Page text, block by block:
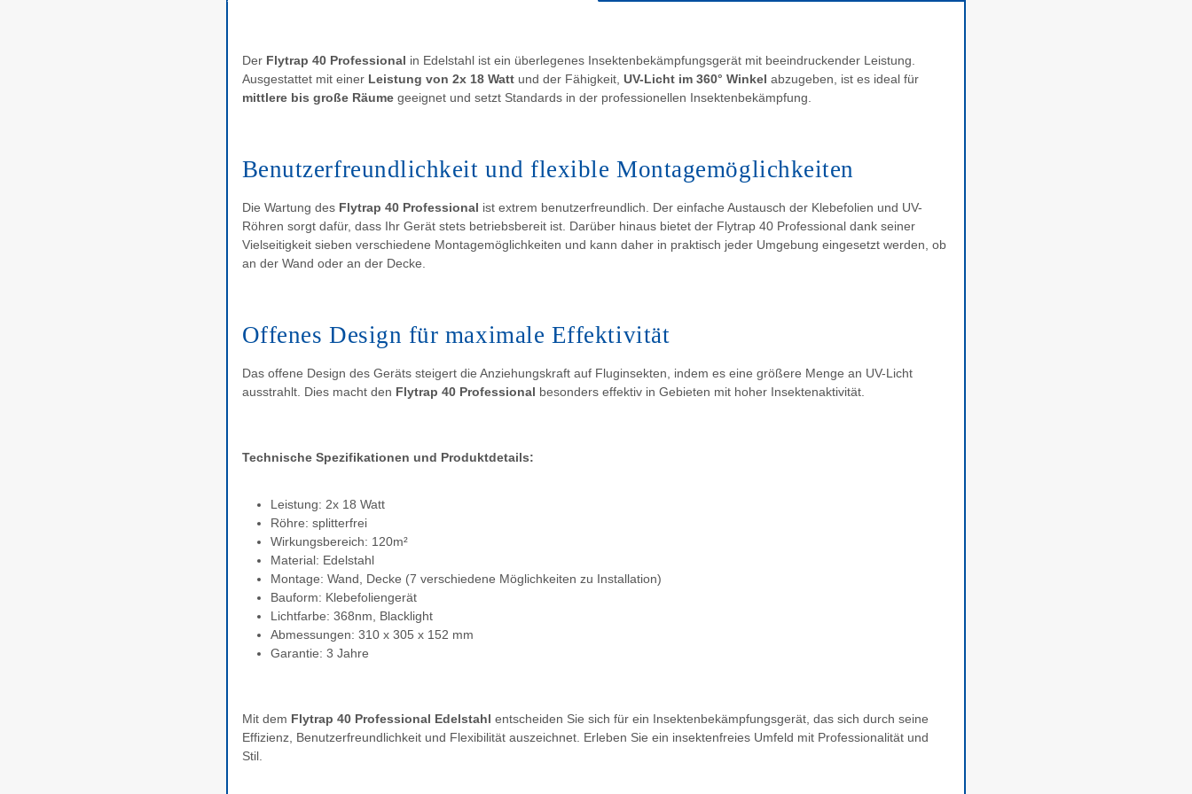
Der Flytrap 40 Professional in Edelstahl ist ein überlegenes Insektenbekämpfungsgerät mit beeindruckender Leistung.
Ausgestattet mit einer Leistung von 2x 18 Wattund der Fähigkeit, UV-Licht im 360° Winkel abzugeben, ist es ideal für
mittlere bis große Räumegeeignet und setzt Standards in der professionellen Insektenbekämpfung.
Benutzerfreundlichkeit und flexible Montagemöglichkeiten
Die Wartung des Flytrap 40 Professional ist extrem benutzerfreundlich. Der einfache Austausch der Klebefolien und UV-
Röhren sorgt dafür, dass Ihr Gerät stets betriebsbereit ist. Darüber hinaus bietet der Flytrap 40 Professional dank seiner
Vielseitigkeit sieben verschiedene Montagemöglichkeiten und kann daher in praktisch jeder Umgebung eingesetzt werden, ob
an der Wand oder an der Decke.
Offenes Design für maximale Effektivität
Das offene Design des Geräts steigert die Anziehungskraft auf Fluginsekten, indem es eine größere Menge an UV-Licht
ausstrahlt. Dies macht den Flytrap 40 Professional besonders effektiv in Gebieten mit hoher Insektenaktivität.
Technische Spezifikationen und Produktdetails:
Leistung: 2x 18 Watt
Röhre: splitterfrei
Wirkungsbereich: 120m²
Material: Edelstahl
Montage: Wand, Decke (7 verschiedene Möglichkeiten zu Installation)
Bauform: Klebefoliengerät
Lichtfarbe: 368nm, Blacklight
Abmessungen: 310 x 305 x 152 mm
Garantie: 3 Jahre
Mit dem Flytrap 40 Professional Edelstahl entscheiden Sie sich für ein Insektenbekämpfungsgerät, das sich durch seine
Effizienz, Benutzerfreundlichkeit und Flexibilität auszeichnet. Erleben Sie ein insektenfreies Umfeld mit Professionalität und
Stil.